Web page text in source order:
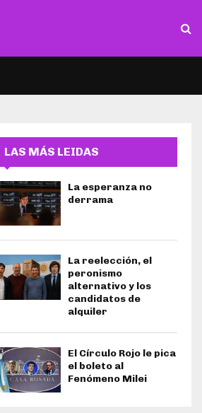
LAS MÁS LEIDAS
La esperanza no
derrama
La reelección, el
peronismo
alternativo y los
candidatos de
alquiler
El Círculo Rojo le pica
el boleto al
Fenómeno Milei